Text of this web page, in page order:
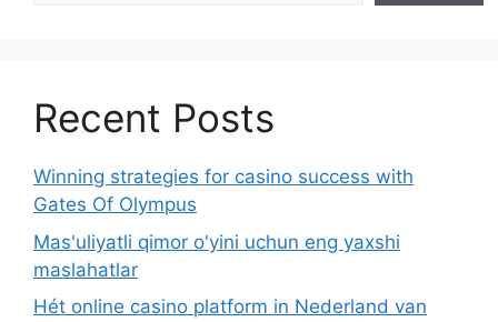
Recent Posts
Winning strategies for casino success with
Gates Of Olympus
Mas'uliyatli qimor o'yini uchun eng yaxshi
maslahatlar
Hét online casino platform in Nederland van